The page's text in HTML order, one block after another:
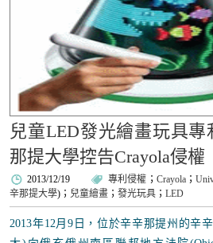
兒童LED發光繪畫玩具專
那提大學控告Crayola侵權
2013/12/19 專利侵權 ； Crayola；
辛那提大學)； 兒童繪畫 ；發光玩具 ；LED
2013年12月9日，位於辛辛那提州的辛